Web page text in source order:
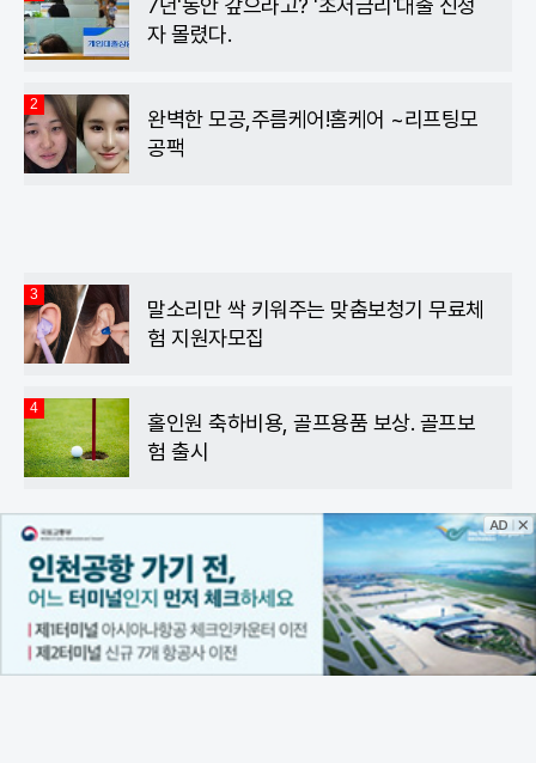
7년'동안 갚으라고? '초저금리'대출 신청
자 몰렸다.
2
완벽한 모공,주름케어!홈케어 ~리프팅모
공팩
3
말소리만 싹 키워주는 맞춤보청기 무료체
험 지원자모집
4
홀인원 축하비용, 골프용품 보상. 골프보
험 출시